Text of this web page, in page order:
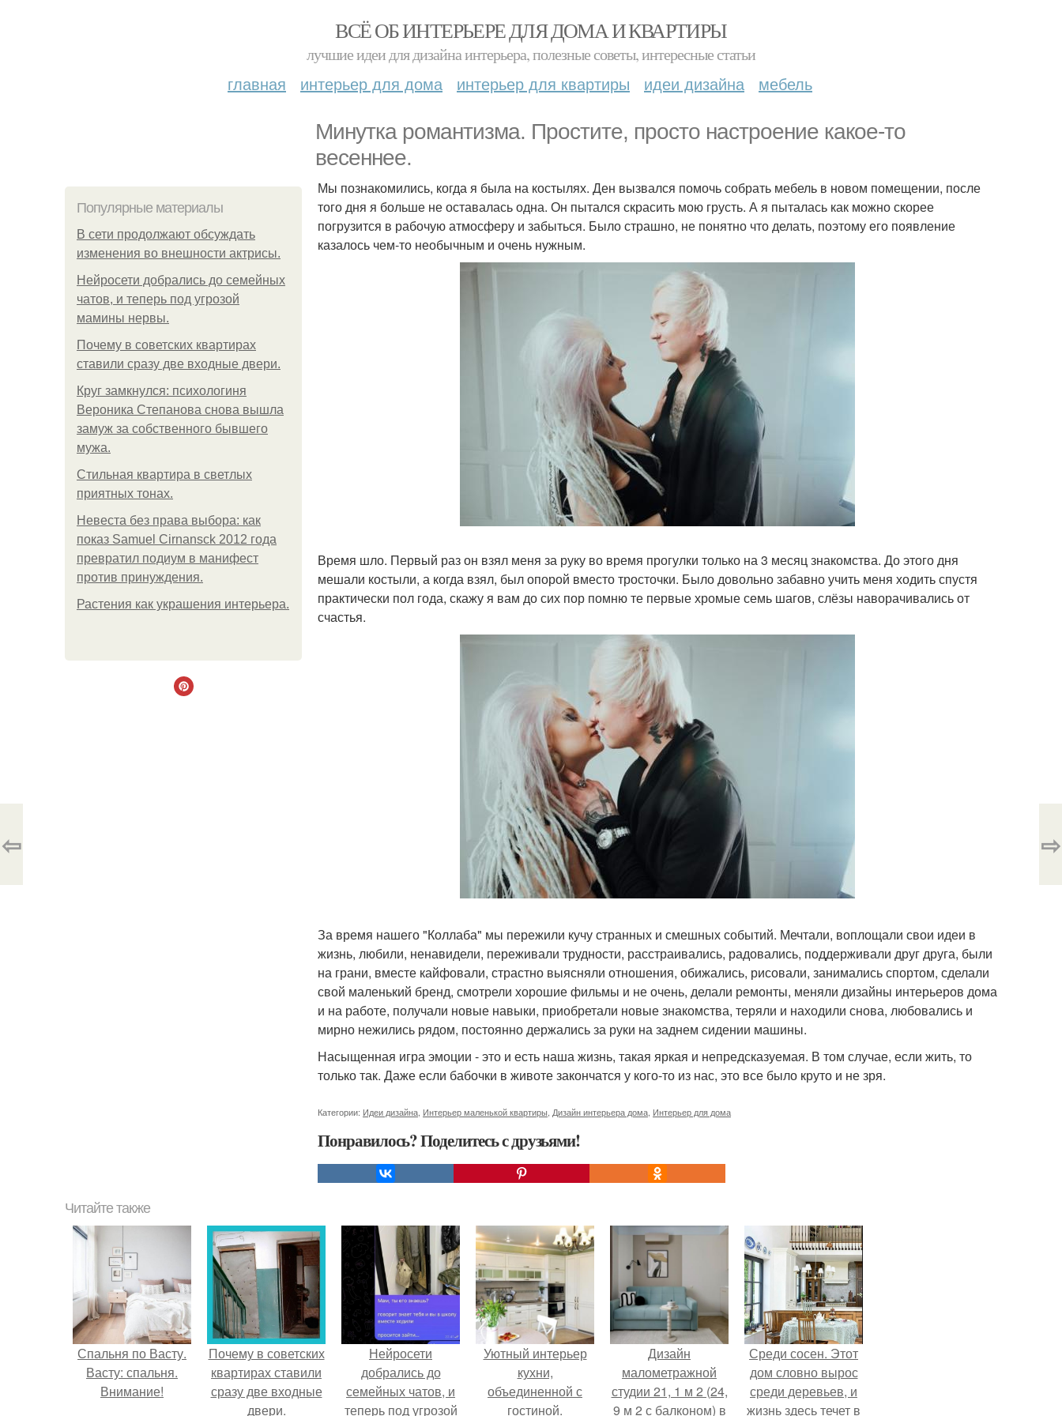
ВСЁ ОБ ИНТЕРЬЕРЕ ДЛЯ ДОМА И КВАРТИРЫ
лучшие идеи для дизайна интерьера, полезные советы, интересные статьи
главная интерьер для дома интерьер для квартиры идеи дизайна мебель
Минутка романтизма. Простите, просто настроение какое-то
весеннее.
Популярные материалы
В сети продолжают обсуждать
изменения во внешности актрисы.
Нейросети добрались до семейных
чатов, и теперь под угрозой
мамины нервы.
Почему в советских квартирах
ставили сразу две входные двери.
Круг замкнулся: психологиня
Вероника Степанова снова вышла
замуж за собственного бывшего
мужа.
Стильная квартира в светлых
приятных тонах.
Невеста без права выбора: как
показ Samuel Cirnansck 2012 года
превратил подиум в манифест
против принуждения.
Растения как украшения интерьера.
Мы познакомились, когда я была на костылях. Ден вызвался помочь собрать мебель в новом помещении, после
того дня я больше не оставалась одна. Он пытался скрасить мою грусть. А я пыталась как можно скорее
погрузится в рабочую атмосферу и забыться. Было страшно, не понятно что делать, поэтому его появление
казалось чем-то необычным и очень нужным.
Время шло. Первый раз он взял меня за руку во время прогулки только на 3 месяц знакомства. До этого дня
мешали костыли, а когда взял, был опорой вместо тросточки. Было довольно забавно учить меня ходить спустя
практически пол года, скажу я вам до сих пор помню те первые хромые семь шагов, слёзы наворачивались от
счастья.
За время нашего "Коллаба" мы пережили кучу странных и смешных событий. Мечтали, воплощали свои идеи в
жизнь, любили, ненавидели, переживали трудности, расстраивались, радовались, поддерживали друг друга, были
на грани, вместе кайфовали, страстно выясняли отношения, обижались, рисовали, занимались спортом, сделали
свой маленький бренд, смотрели хорошие фильмы и не очень, делали ремонты, меняли дизайны интерьеров дома
и на работе, получали новые навыки, приобретали новые знакомства, теряли и находили снова, любовались и
мирно нежились рядом, постоянно держались за руки на заднем сидении машины.
Насыщенная игра эмоции - это и есть наша жизнь, такая яркая и непредсказуемая. В том случае, если жить, то
только так. Даже если бабочки в животе закончатся у кого-то из нас, это все было круто и не зря.
Категории: Идеи дизайна Интерьер маленькой квартиры Дизайн интерьера дома Интерьер для дома
Понравилось? Поделитесь с друзьями!
⇦ ⇨
Читайте также
Спальня по Васту.
Васту: спальня.
Внимание!
Почему в советских
квартирах ставили
сразу две входные
двери.
Нейросети
добрались до
семейных чатов, и
теперь под угрозой
Уютный интерьер
кухни,
объединенной с
гостиной.
Дизайн
малометражной
студии 21, 1 м 2 (24,
9 м 2 с балконом) в
Среди сосен. Этот
дом словно вырос
среди деревьев, и
жизнь здесь течет в